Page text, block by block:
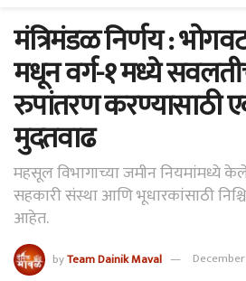
मंत्रिमंडळ निर्णय :
मधून वर्ग-१ मध्ये
रुपांतरण करण्यासाठी
मुदतवाढ
महसूल विभागाच्या जमीन नियमांमध्ये
सहकारी संस्था आणि भूधारकांसाठी
आहेत.
byTeam Dainik Maval